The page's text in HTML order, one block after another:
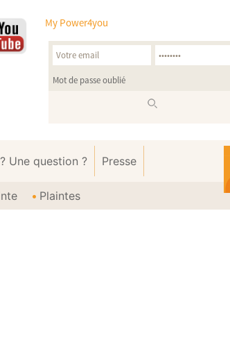
My Power4you
Mot de passe oublié
Une question ? Presse
Plaintes